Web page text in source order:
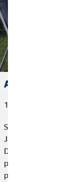
A od auta
10. srpna 2022
Simona
Jakubíkem poprvé
Důvodem byla
potřebovali
profesionál v